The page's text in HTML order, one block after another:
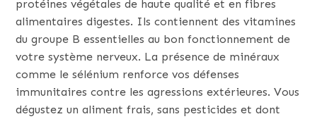
protéines végétales de haute qualité et en fibres
alimentaires digestes. Ils contiennent des vitamines
du groupe B essentielles au bon fonctionnement de
votre système nerveux. La présence de minéraux
comme le sélénium renforce vos défenses
immunitaires contre les agressions extérieures. Vous
dégustez un aliment frais, sans pesticides et dont